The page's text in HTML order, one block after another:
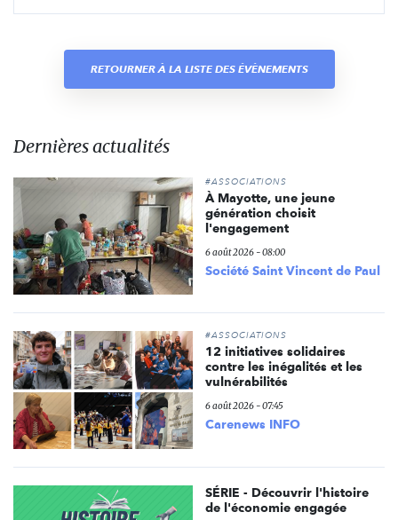
RETOURNER À LA LISTE DES ÉVÈNEMENTS
Dernières actualités
#ASSOCIATIONS
À Mayotte, une jeune
génération choisit
l'engagement
6 août 2026 - 08:00
Société Saint Vincent de Paul
#ASSOCIATIONS
12 initiatives solidaires
contre les inégalités et les
vulnérabilités
6 août 2026 - 07:45
Carenews INFO
SÉRIE - Découvrir l'histoire
de l'économie engagée